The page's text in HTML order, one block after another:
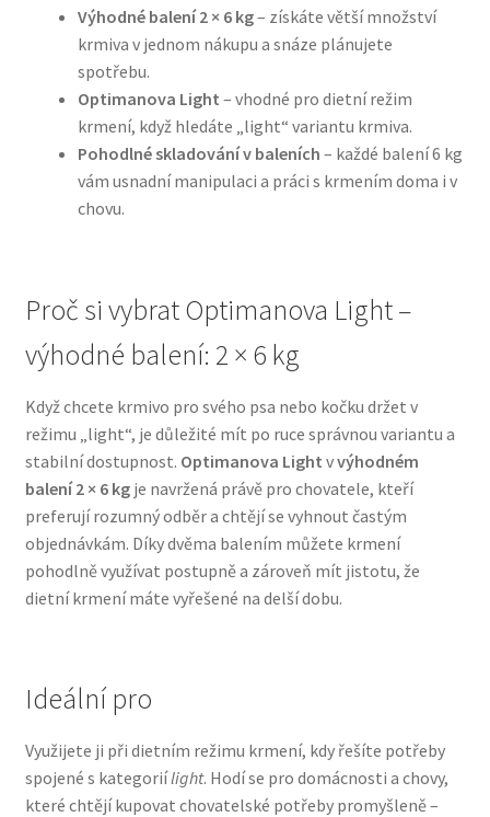
Hill’s pro psy
Hračky pro psy
Konzervy a kapsičky pro psy
N&D Farmina pro psy — Italské holistic krmivo
Pelíšky pro psy
Ortopedické pelíšky
Přepravky pro psy
Purizon pro psy — Vysoký obsah masa, bez obilovin
Veterinární dieta pro psy
Vodítka a obojky
Wolf of Wilderness
Výhodné balení 2 × 6 kg– získáte větší množství
krmiva v jednom nákupu a snáze plánujete
spotřebu.
Optimanova Light – vhodné pro dietní režim
krmení, když hledáte „light“ variantu krmiva.
Pohodlné skladování v baleních – každé balení 6 kg
vám usnadní manipulaci a práci s krmením doma i v
chovu.
Proč si vybrat Optimanova Light –
výhodné balení: 2 × 6 kg
Když chcete krmivo pro svého psa nebo kočku držet v
režimu „light“, je důležité mít po ruce správnou variantu a
stabilní dostupnost. Optimanova Light vvýhodném
balení 2 × 6 kgje navržená právě pro chovatele, kteří
preferují rozumný odběr a chtějí se vyhnout častým
objednávkám. Díky dvěma balením můžete krmení
pohodlně využívat postupně a zároveň mít jistotu, že
dietní krmení máte vyřešené na delší dobu.
Ideální pro
Využijete ji při dietním režimu krmení, kdy řešíte potřeby
spojené s kategoriílight. Hodí se pro domácnosti a chovy,
které chtějí kupovat chovatelské potřeby promyšleně –